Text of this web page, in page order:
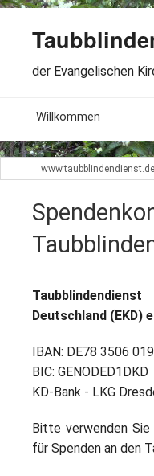
der Evangelischen
Willkommen
Aktuelles
Arbeitsbereiche
Dabeisein
Kontakt
www.taubblindendienst.de
Deutschland (EKD)
IBAN: DE78 3506
BIC: GENODED1DKD
KD-Bank - LKG
Bitte verwenden Sie
für Spenden an den